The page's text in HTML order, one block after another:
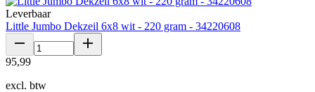
Leverbaar
Little Jumbo Dekzeil 6x8 wit - 220 gram - 34220608
95,99
excl. btw